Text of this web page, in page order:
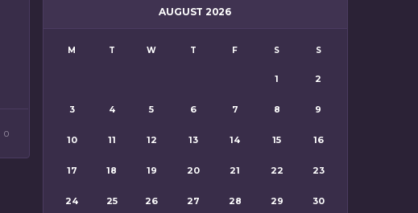
0
AUGUST 2026
M T W T F S S
1 2
3 4 5 6 7 8 9
10 11 12 13 14 15 16
17 18 19 20 21 22 23
24 25 26 27 28 29 30